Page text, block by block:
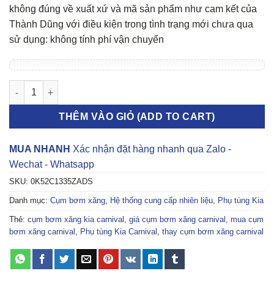
không đúng về xuất xứ và mã sản phẩm như cam kết của
Thành Dũng với điều kiện trong tình trạng mới chưa qua
sử dụng: không tính phí vận chuyển
CỤM BƠM XĂNG KIA CARNIVAL số lượng
THÊM VÀO GIỎ (ADD TO CART)
MUA NHANH Xác nhận đặt hàng nhanh qua Zalo -
Wechat - Whatsapp
SKU: 0K52C1335ZADS
Danh mục: Cụm bơm xăng, Hệ thống cung cấp nhiên liệu, Phụ tùng Kia
Thẻ: cụm bơm xăng kia carnival , giá cụm bơm xăng carnival , mua cụm
bơm xăng carnival , Phụ tùng Kia Carnival , thay cụm bơm xăng carnival